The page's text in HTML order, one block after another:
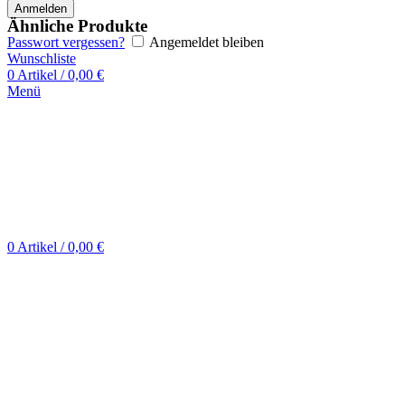
Anmelden
Passwort vergessen?
Angemeldet bleiben
Wunschliste
0 Artikel / 0,00 €
Menü
0 Artikel / 0,00 €
Ähnliche Produkte